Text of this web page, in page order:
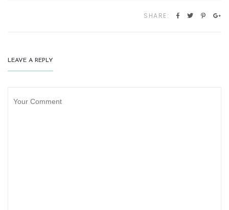
SHARE:
LEAVE A REPLY